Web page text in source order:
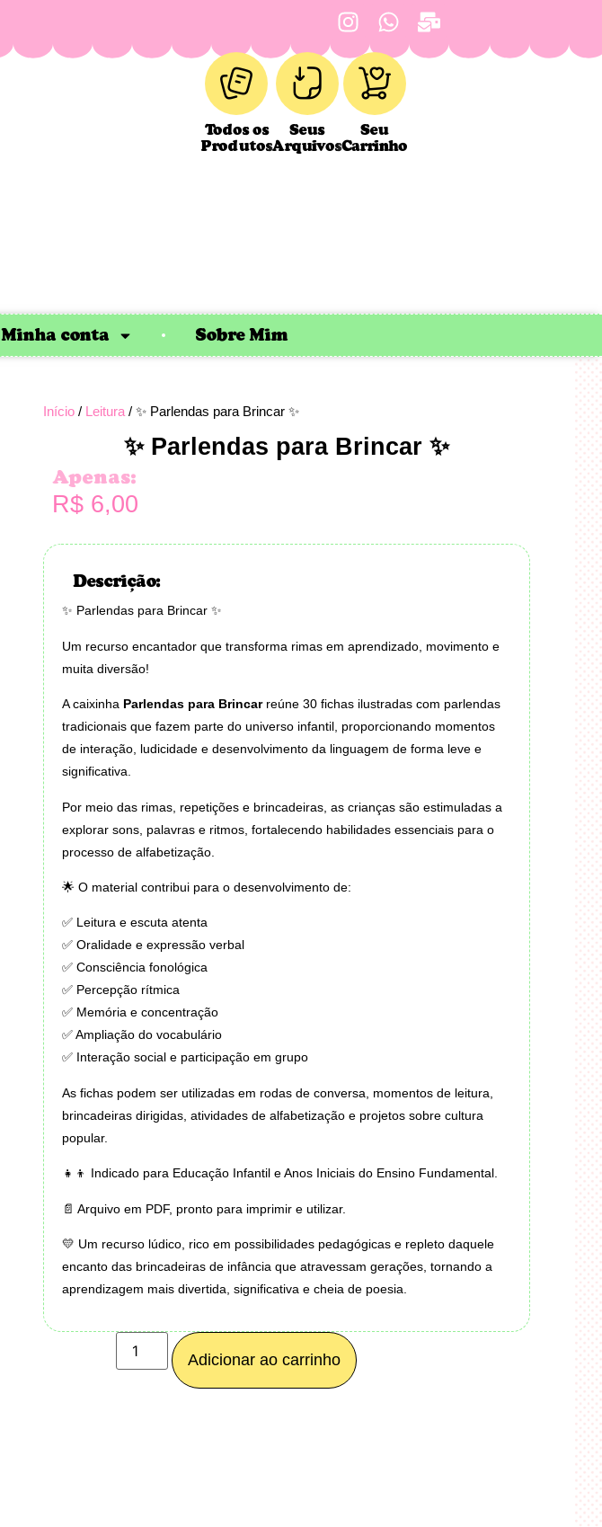
Todos os
Produtos
Seus
Arquivos
Seu
Carrinho
Minha conta Sobre Mim
Início / Leitura / ✨ Parlendas para Brincar ✨
✨ Parlendas para Brincar ✨
Apenas:
R$ 6,00
Descrição:
✨ Parlendas para Brincar ✨
Um recurso encantador que transforma rimas em aprendizado, movimento e
muita diversão!
A caixinha Parlendas para Brincarreúne 30 fichas ilustradas com parlendas
tradicionais que fazem parte do universo infantil, proporcionando momentos
de interação, ludicidade e desenvolvimento da linguagem de forma leve e
significativa.
Por meio das rimas, repetições e brincadeiras, as crianças são estimuladas a
explorar sons, palavras e ritmos, fortalecendo habilidades essenciais para o
processo de alfabetização.
🌟 O material contribui para o desenvolvimento de:
✅ Leitura e escuta atenta
✅ Oralidade e expressão verbal
✅ Consciência fonológica
✅ Percepção rítmica
✅ Memória e concentração
✅ Ampliação do vocabulário
✅ Interação social e participação em grupo
As fichas podem ser utilizadas em rodas de conversa, momentos de leitura,
brincadeiras dirigidas, atividades de alfabetização e projetos sobre cultura
popular.
👧👦 Indicado para Educação Infantil e Anos Iniciais do Ensino Fundamental.
📄 Arquivo em PDF, pronto para imprimir e utilizar.
💛 Um recurso lúdico, rico em possibilidades pedagógicas e repleto daquele
encanto das brincadeiras de infância que atravessam gerações, tornando a
aprendizagem mais divertida, significativa e cheia de poesia.
Adicionar ao carrinho